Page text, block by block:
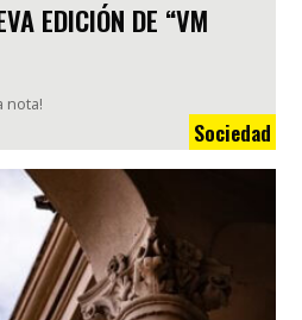
EDICIÓN DE “VM
nota!
Sociedad